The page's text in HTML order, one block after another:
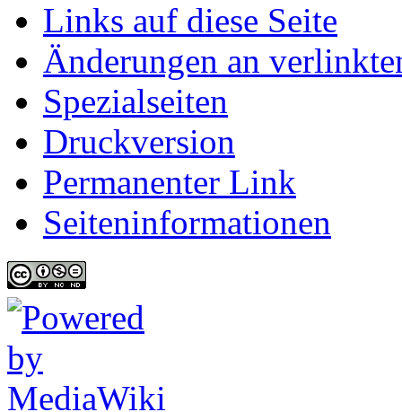
Links auf diese Seite
Änderungen an
Spezialseiten
Druckversion
Permanenter Link
Seiten­informationen